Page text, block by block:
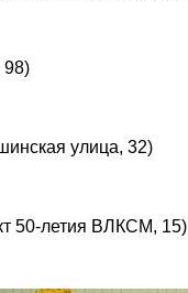
98)
улица, 32)
50-летия ВЛКСМ, 15)